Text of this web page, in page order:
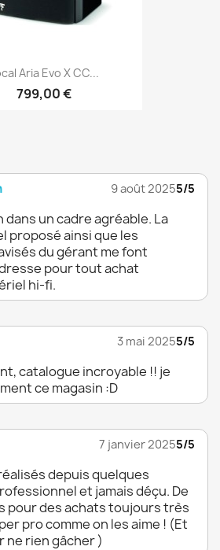
Aria Evo X CC...
799,00 €
9 août 20255/5
dans un cadre agréable. La
proposé ainsi que les
du gérant me font
pour tout achat
hi-fi.
3 mai 20255/5
catalogue incroyable !! je
ce magasin :D
7 janvier 20255/5
depuis quelques
et jamais déçu. De
pour des achats toujours très
pro comme on les aime ! (Et
ne rien gâcher )